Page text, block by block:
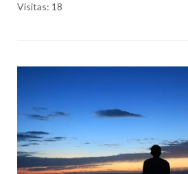
Visitas: 18